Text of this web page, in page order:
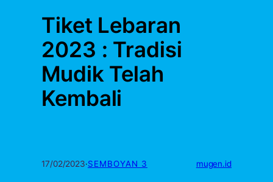
Tiket Lebaran
2023 : Tradisi
Mudik Telah
Kembali
17/02/2023·SEMBOYAN 3 mugen.id